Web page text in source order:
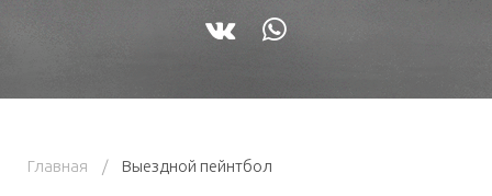
Главная Выездной пейнтбол